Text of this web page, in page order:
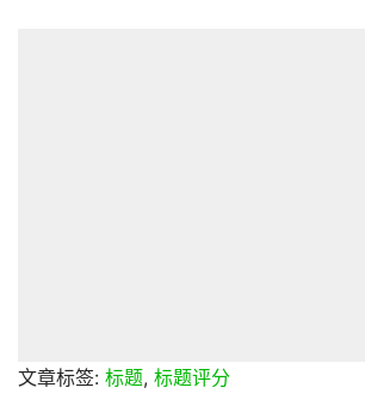
文章标签: 标题, 标题评分